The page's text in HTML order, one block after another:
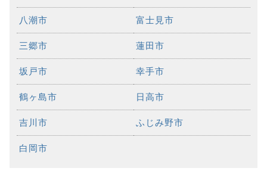
八潮市 富士見市
三郷市 蓮田市
坂戸市 幸手市
鶴ヶ島市 日高市
吉川市 ふじみ野市
白岡市